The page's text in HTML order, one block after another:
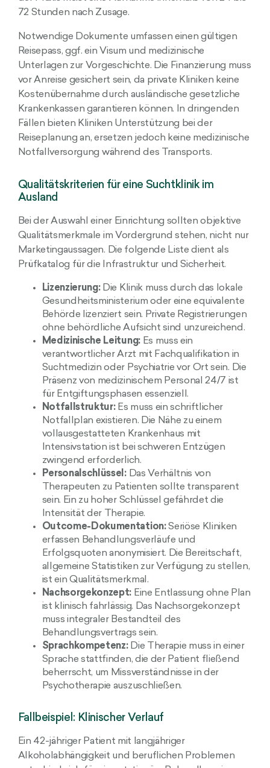
72 Stunden nach Zusage.
Notwendige Dokumente umfassen einen gültigen
Reisepass, ggf. ein Visum und medizinische
Unterlagen zur Vorgeschichte. Die Finanzierung muss
vor Anreise gesichert sein, da private Kliniken keine
Kostenübernahme durch ausländische gesetzliche
Krankenkassen garantieren können. In dringenden
Fällen bieten Kliniken Unterstützung bei der
Reiseplanung an, ersetzen jedoch keine medizinische
Notfallversorgung während des Transports.
Qualitätskriterien für eine Suchtklinik im
Ausland
Bei der Auswahl einer Einrichtung sollten objektive
Qualitätsmerkmale im Vordergrund stehen, nicht nur
Marketingaussagen. Die folgende Liste dient als
Prüfkatalog für die Infrastruktur und Sicherheit.
Lizenzierung:Die Klinik muss durch das lokale
Gesundheitsministerium oder eine equivalente
Behörde lizenziert sein. Private Registrierungen
ohne behördliche Aufsicht sind unzureichend.
Medizinische Leitung:Es muss ein
verantwortlicher Arzt mit Fachqualifikation in
Suchtmedizin oder Psychiatrie vor Ort sein. Die
Präsenz von medizinischem Personal 24/7 ist
für Entgiftungsphasen essenziell.
Notfallstruktur:Es muss ein schriftlicher
Notfallplan existieren. Die Nähe zu einem
vollausgestatteten Krankenhaus mit
Intensivstation ist bei schweren Entzügen
zwingend erforderlich.
Personalschlüssel:Das Verhältnis von
Therapeuten zu Patienten sollte transparent
sein. Ein zu hoher Schlüssel gefährdet die
Intensität der Therapie.
Outcome-Dokumentation:Seriöse Kliniken
erfassen Behandlungsverläufe und
Erfolgsquoten anonymisiert. Die Bereitschaft,
allgemeine Statistiken zur Verfügung zu stellen,
ist ein Qualitätsmerkmal.
Nachsorgekonzept: Eine Entlassung ohne Plan
ist klinisch fahrlässig. Das Nachsorgekonzept
muss integraler Bestandteil des
Behandlungsvertrags sein.
Sprachkompetenz:Die Therapie muss in einer
Sprache stattfinden, die der Patient fließend
beherrscht, um Missverständnisse in der
Psychotherapie auszuschließen.
Fallbeispiel: Klinischer Verlauf
Ein 42-jähriger Patient mit langjähriger
Alkoholabhängigkeit und beruflichen Problemen